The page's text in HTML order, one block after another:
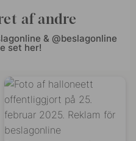
af andre
& @beslagonline
set her!